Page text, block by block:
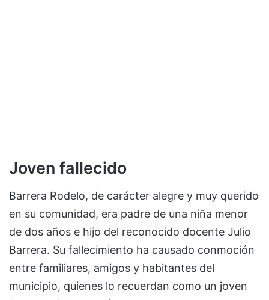
Joven fallecido
Barrera Rodelo, de carácter alegre y muy querido
en su comunidad, era padre de una niña menor
de dos años e hijo del reconocido docente Julio
Barrera. Su fallecimiento ha causado conmoción
entre familiares, amigos y habitantes del
municipio, quienes lo recuerdan como un joven